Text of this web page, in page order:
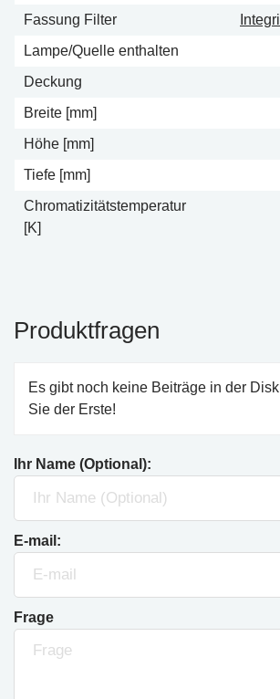
Fassung Filter
Lampe/Quelle enthalten
Deckung
Breite [mm]
Höhe [mm]
Tiefe [mm]
Chromatizitätstemperatur
[K]
Produktfragen
Es gibt noch keine Beiträge in der
Sie der Erste!
Ihr Name (Optional):
E-mail:
Frage